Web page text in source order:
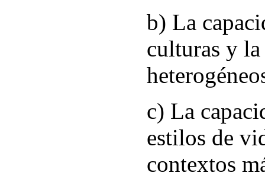
b) La
culturas y
c) La
estilos de
contextos